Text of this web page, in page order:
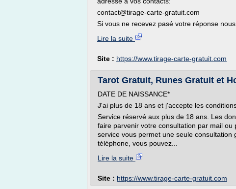
contact@tirage-carte-gratuit.com
Si vous ne recevez pasé votre réponse
Lire la suite
Site : https://www.tirage-carte-gratuit.com
Tarot Gratuit, Runes Gratuit et
DATE DE NAISSANCE*
J'ai plus de 18 ans et j'accepte les
Service réservé aux plus de 18 ans. Les
faire parvenir votre consultation par mail
service vous permet une seule
téléphone, vous pouvez...
Lire la suite
Site : https://www.tirage-carte-gratuit.com